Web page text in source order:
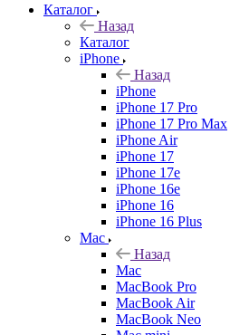
Каталог
Назад
Каталог
iPhone
Назад
iPhone
iPhone 17 Pro
iPhone 17 Pro Max
iPhone Air
iPhone 17
iPhone 17e
iPhone 16e
iPhone 16
iPhone 16 Plus
Mac
Назад
Mac
MacBook Pro
MacBook Air
MacBook Neo